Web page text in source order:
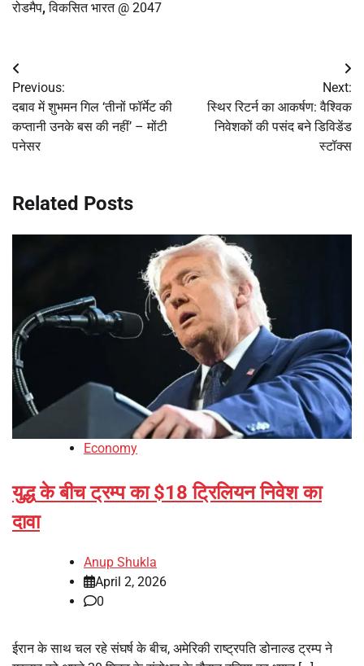
रोडमैप,विकसित भारत @ 2047
Post
navigation
Previous:
दबाव में शुभमन गिल ‘तीनों फॉर्मेट की
कप्तानी उनके बस की नहीं’ – मोंटी
पनेसर
Next:
स्थिर रिटर्न का आकर्षण: वैश्विक
निवेशकों की पसंद बने डिविडेंड
स्टॉक्स
Related Posts
Economy
युद्ध के बीच ट्रम्प का $18 ट्रिलियन निवेश का
दावा
Anup Shukla
April 2, 2026
0
ईरान के साथ चल रहे संघर्ष के बीच, अमेरिकी राष्ट्रपति डोनाल्ड ट्रम्प ने